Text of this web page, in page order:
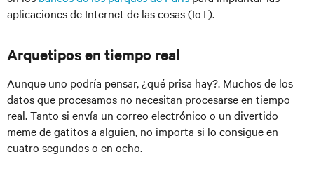
aplicaciones de Internet de las cosas (IoT).
Arquetipos en tiempo real
Aunque uno podría pensar, ¿qué prisa hay?. Muchos de los
datos que procesamos no necesitan procesarse en tiempo
real. Tanto si envía un correo electrónico o un divertido
meme de gatitos a alguien, no importa si lo consigue en
cuatro segundos o en ocho.